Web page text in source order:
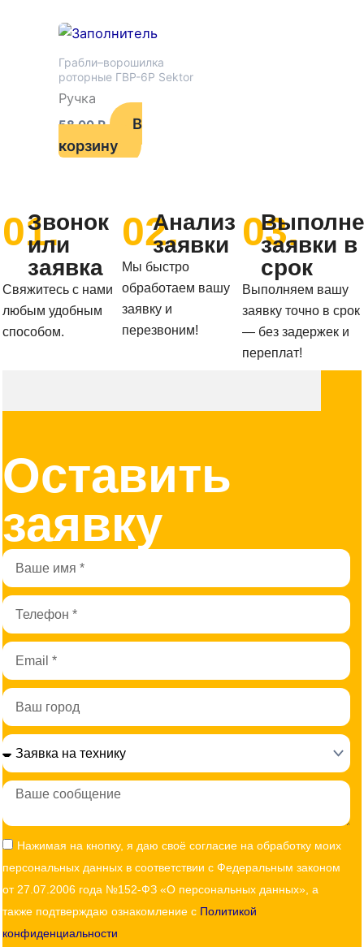
Грабли–ворошилка
роторные ГВР-6Р Sektor
Ручка
58,00₽
В
корзину
01.
Звонок
или
заявка
Свяжитесь с нами
любым удобным
способом.
02.Анализ
заявки
Мы быстро
обработаем вашу
заявку и
перезвоним!
03.
заявки в
срок
Выполняем вашу
заявку точно в срок
— без задержек и
переплат!
Оставить
заявку
Имя
Телефон
Email
Город
Сообщение
Согласие
Нажимая на кнопку, я даю своё согласие на обработку моих
персональных данных в соответствии с Федеральным законом
от 27.07.2006 года №152-ФЗ «О персональных данных», а
также подтверждаю ознакомление с Политикой
конфиденциальности